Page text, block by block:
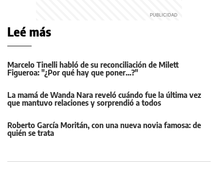
Leé más
Marcelo Tinelli habló de su reconciliación de Milett
Figueroa: "¿Por qué hay que poner...?"
La mamá de Wanda Nara reveló cuándo fue la última vez
que mantuvo relaciones y sorprendió a todos
Roberto García Moritán, con una nueva novia famosa: de
quién se trata